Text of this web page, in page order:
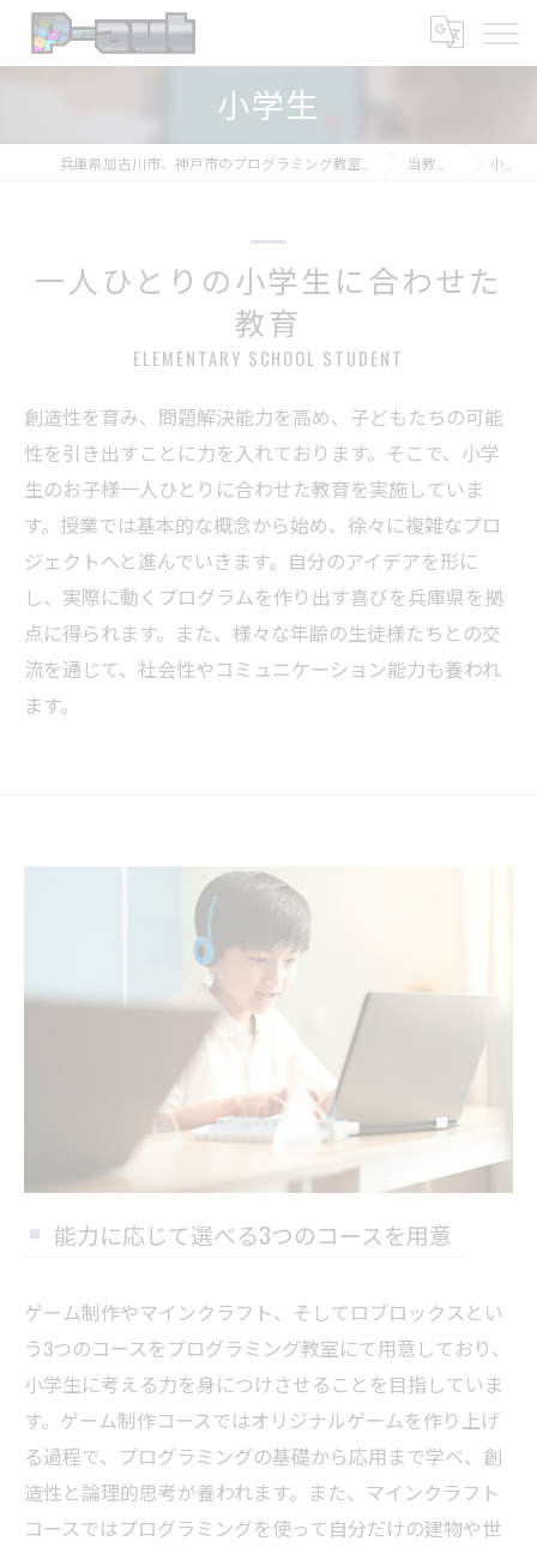
小学生
当教室の特徴 小学生
一人ひとりの小学生に合わせた
教育
ELEMENTARY SCHOOL STUDENT
創造性を育み、問題解決能力を高め、子どもたちの可能
性を引き出すことに力を入れております。そこで、小学
生のお子様一人ひとりに合わせた教育を実施していま
す。授業では基本的な概念から始め、徐々に複雑なプロ
ジェクトへと進んでいきます。自分のアイデアを形に
し、実際に動くプログラムを作り出す喜びを兵庫県を拠
点に得られます。また、様々な年齢の生徒様たちとの交
流を通じて、社会性やコミュニケーション能力も養われ
ます。
能力に応じて選べる3つのコースを用意
ゲーム制作やマインクラフト、そしてロブロックスとい
う3つのコースをプログラミング教室にて用意しており、
小学生に考える力を身につけさせることを目指していま
す。ゲーム制作コースではオリジナルゲームを作り上げ
る過程で、プログラミングの基礎から応用まで学べ、創
造性と論理的思考が養われます。また、マインクラフト
コースではプログラミングを使って自分だけの建物や世